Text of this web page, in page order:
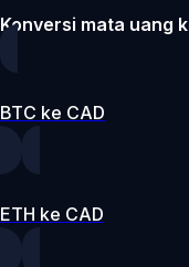
Konversi mata uang
BTC ke CAD
ETH ke CAD